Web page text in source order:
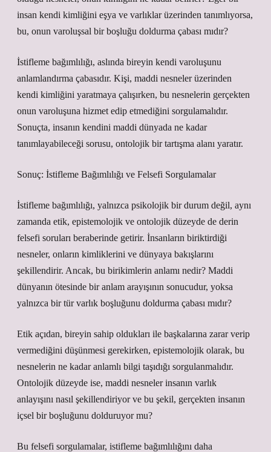
insan kendi kimliğini eşya ve varlıklar üzerinden tanımlıyorsa,
bu, onun varoluşsal bir boşluğu doldurma çabası mıdır?
İstifleme bağımlılığı, aslında bireyin kendi varoluşunu
anlamlandırma çabasıdır. Kişi, maddi nesneler üzerinden
kendi kimliğini yaratmaya çalışırken, bu nesnelerin gerçekten
onun varoluşuna hizmet edip etmediğini sorgulamalıdır.
Sonuçta, insanın kendini maddi dünyada ne kadar
tanımlayabileceği sorusu, ontolojik bir tartışma alanı yaratır.
Sonuç: İstifleme Bağımlılığı ve Felsefi Sorgulamalar
İstifleme bağımlılığı, yalnızca psikolojik bir durum değil, aynı
zamanda etik, epistemolojik ve ontolojik düzeyde de derin
felsefi soruları beraberinde getirir. İnsanların biriktirdiği
nesneler, onların kimliklerini ve dünyaya bakışlarını
şekillendirir. Ancak, bu birikimlerin anlamı nedir? Maddi
dünyanın ötesinde bir anlam arayışının sonucudur, yoksa
yalnızca bir tür varlık boşluğunu doldurma çabası mıdır?
Etik açıdan, bireyin sahip oldukları ile başkalarına zarar verip
vermediğini düşünmesi gerekirken, epistemolojik olarak, bu
nesnelerin ne kadar anlamlı bilgi taşıdığı sorgulanmalıdır.
Ontolojik düzeyde ise, maddi nesneler insanın varlık
anlayışını nasıl şekillendiriyor ve bu şekil, gerçekten insanın
içsel bir boşluğunu dolduruyor mu?
Bu felsefi sorgulamalar, istifleme bağımlılığını daha